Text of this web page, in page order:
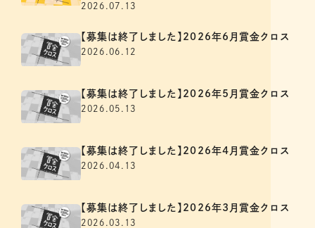
2026.07.13
【募集は終了しました】2026年6月賞金クロス
2026.06.12
【募集は終了しました】2026年5月賞金クロス
2026.05.13
【募集は終了しました】2026年4月賞金クロス
2026.04.13
【募集は終了しました】2026年3月賞金クロス
2026.03.13